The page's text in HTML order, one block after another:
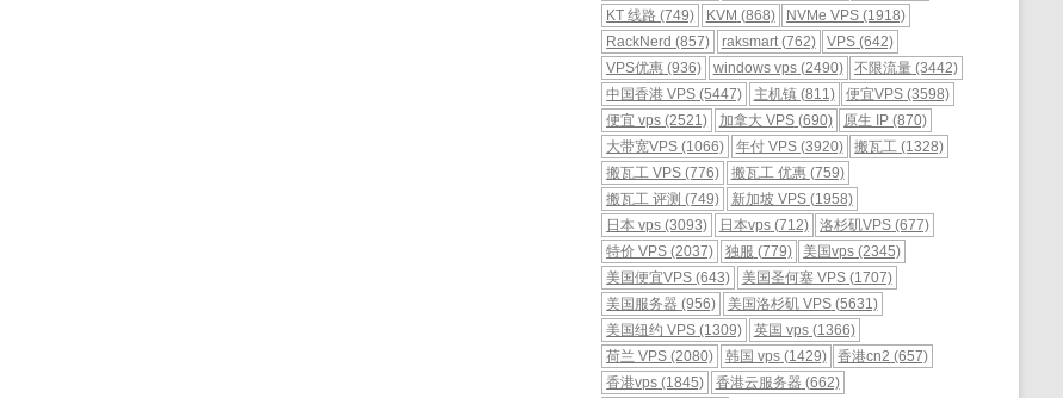
KT 线路 (749) KVM (868) NVMe VPS (1918)
RackNerd (857) raksmart(762) VPS (642)
VPS优惠 (936) windows vps(2490) 不限流量 (3442)
中国香港 VPS (5447) 主机镇(811) 便宜VPS (3598)
便宜 vps (2521) 加拿大 VPS(690) 原生 IP (870)
大带宽VPS (1066) 年付 VPS(3920) 搬瓦工 (1328)
搬瓦工 VPS (776) 搬瓦工 优惠(759)
搬瓦工 评测 (749) 新加坡 VPS(1958)
日本 vps (3093) 日本vps(712) 洛杉矶VPS (677)
特价 VPS (2037) 独服 (779) 美国vps (2345)
美国便宜VPS (643) 美国圣何塞 VPS(1707)
美国服务器 (956) 美国洛杉矶 VPS(5631)
美国纽约 VPS (1309) 英国 vps(1366)
荷兰 VPS (2080) 韩国 vps(1429) 香港cn2 (657)
香港vps (1845) 香港云服务器 (662)